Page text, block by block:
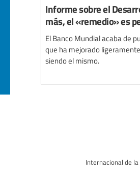
Informe sobre el
más, el «remedio» es
El Banco Mundial acaba de
que ha mejorado
siendo el mismo.
Internacional de